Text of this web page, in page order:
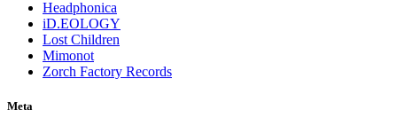
Headphonica
iD.EOLOGY
Lost Children
Mimonot
Zorch Factory Records
Meta